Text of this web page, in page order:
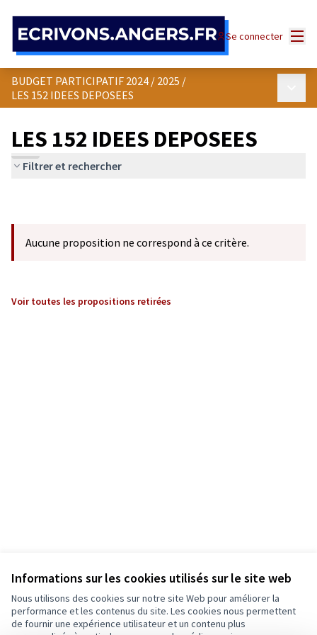
Informations sur les cookies utilisés sur le site web
Nous utilisons des cookies sur notre site Web pour améliorer la
performance et les contenus du site. Les cookies nous permettent
de fournir une expérience utilisateur et un contenu plus
Se connecter
BUDGET PARTICIPATIF 2024 / 2025 /
LES 152 IDEES DEPOSEES
LES 152 IDEES DEPOSEES
Filtrer et rechercher
Aucune proposition ne correspond à ce critère.
Voir toutes les propositions retirées